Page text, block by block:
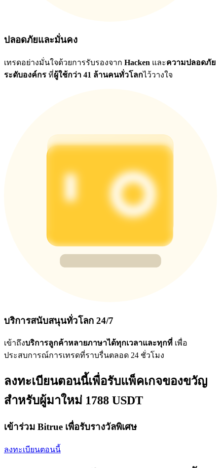
ปลอดภัยและมั่นคง
เทรดอย่างมั่นใจด้วยการรับรองจาก Hacken และความปลอดภัย
ระดับองค์กร ที่ผู้ใช้กว่า 41 ล้านคนทั่วโลกไว้วางใจ
บริการสนับสนุนทั่วโลก 24/7
เข้าถึงบริการลูกค้าหลายภาษาได้ทุกเวลาและทุกที่ เพื่อ
ประสบการณ์การเทรดที่ราบรื่นตลอด 24 ชั่วโมง
ลงทะเบียนตอนนี้เพื่อรับแพ็คเกจของขวัญ
สำหรับผู้มาใหม่ 1788 USDT
เข้าร่วม Bitrue เพื่อรับรางวัลพิเศษ
ลงทะเบียนตอนนี้